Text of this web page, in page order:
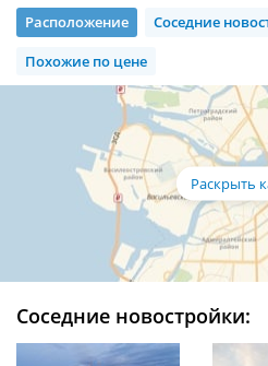
Расположение
Соседние
Похожие по цене
Соседние новостройки: